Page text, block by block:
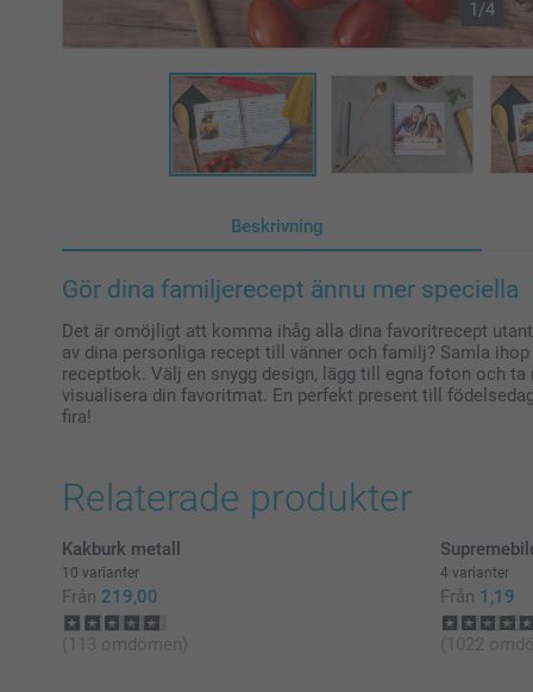
1/4
Beskrivning
Gör dina familjerecept ännu mer speciella
Det är omöjligt att komma ihåg alla dina favoritrecept
av dina personliga recept till vänner och familj? Samla
receptbok. Välj en snygg design, lägg till egna foton och
visualisera din favoritmat. En perfekt present till
fira!
Relaterade produkter
Kakburk metall
10 varianter
Från 219,00
(113 omdömen)
4 varianter
Från 1,19
(1022